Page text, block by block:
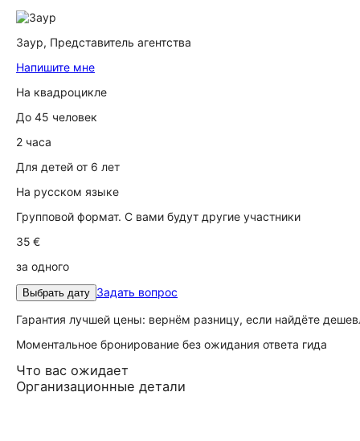
Заур, Представитель агентства
Напишите мне
На квадроцикле
До 45 человек
2 часа
Для детей от 6 лет
На русском языке
Групповой формат. С вами будут другие участники
35 €
за одного
Выбрать дату Задать вопрос
Гарантия лучшей цены: вернём разницу, если найдёте
Моментальное бронирование без ожидания ответа гида
Что вас ожидает
Организационные детали